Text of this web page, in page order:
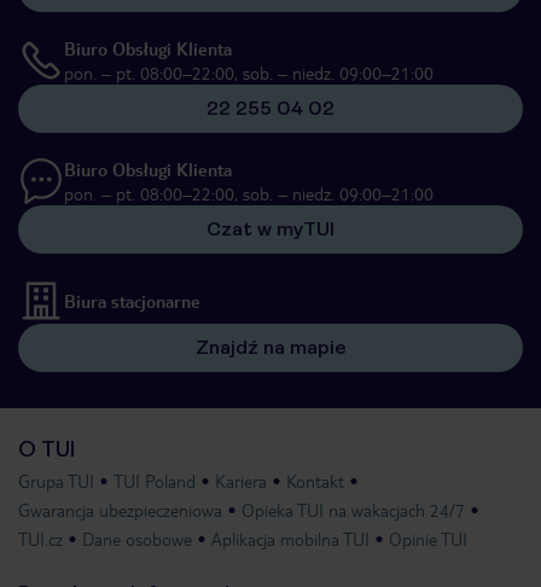
Biuro Obsługi Klienta
pon. – pt. 08:00–22:00, sob. – niedz. 09:00–21:00
22 255 04 02
Biuro Obsługi Klienta
pon. – pt. 08:00–22:00, sob. – niedz. 09:00–21:00
Czat w myTUI
Biura stacjonarne
Znajdź na mapie
O TUI
Grupa TUI TUI Poland Kariera
Kontakt
Gwarancja ubezpieczeniowa
Opieka TUI na wakacjach 24/7
TUI.cz
Dane osobowe Aplikacja mobilna TUI Opinie TUI